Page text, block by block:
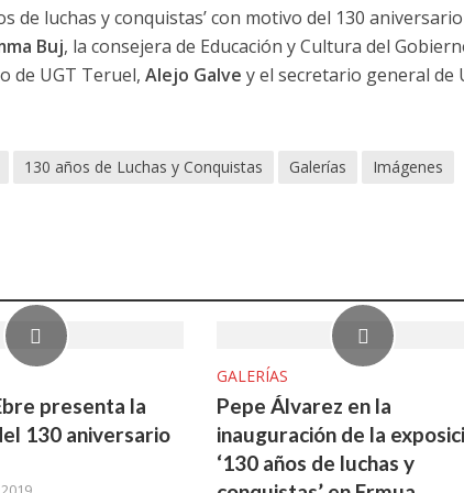
de luchas y conquistas’ con motivo del 130
Buj, la consejera de Educación y Cultura del
de UGT Teruel,Alejo Galve y el secretario general de
130 años de Luchas y Conquistas Galerías
Imágenes
presenta la
130 aniversario
GALERÍAS
Pepe Álvarez en la
inauguración de la
‘130 años de luchas y